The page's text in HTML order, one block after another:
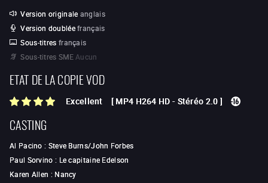
Version originale anglais
Version doublée français
Sous-titres français
Sous-titres SME Aucun
ETAT DE LA COPIE VOD
Excellent [ MP4 H264 HD - Stéréo 2.0 ]
CASTING
Al Pacino : Steve Burns/John Forbes
Paul Sorvino : Le capitaine Edelson
Karen Allen : Nancy